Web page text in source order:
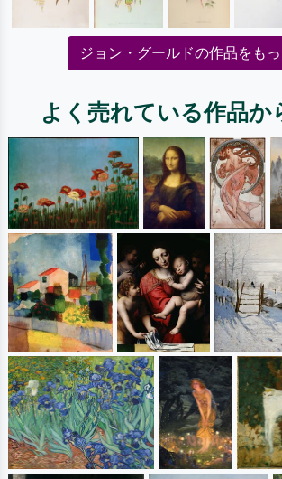
ジョン・グールドの作品をも
よく売れている作品か